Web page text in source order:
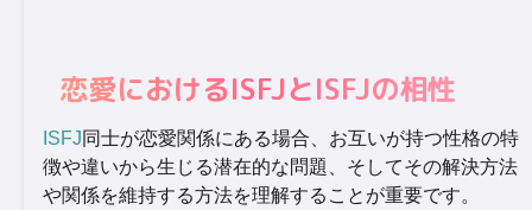
恋愛におけるISFJとISFJの相性
ISFJ同士が恋愛関係にある場合、お互いが持つ性格の特
徴や違いから生じる潜在的な問題、そしてその解決方法
や関係を維持する方法を理解することが重要です。